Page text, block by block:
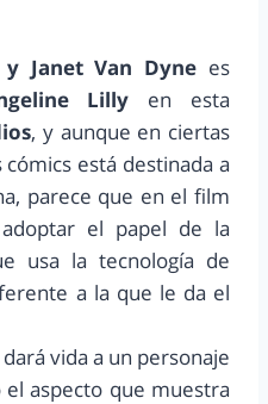
Janet Van Dyne es
Lilly en esta
, y aunque en ciertas
está destinada a
parece que en el film
el papel de la
usa la tecnología de
a la que le da el
vida a un personaje
aspecto que muestra